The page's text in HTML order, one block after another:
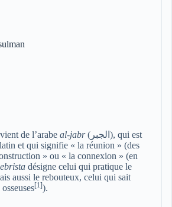
vient de l’arabe al-jabr( الجبر ), qui est
et qui signifie « la réunion » (des
» ou « la connexion » (en
désigne celui qui pratique le
aussi le rebouteux, celui qui sait
[1]).